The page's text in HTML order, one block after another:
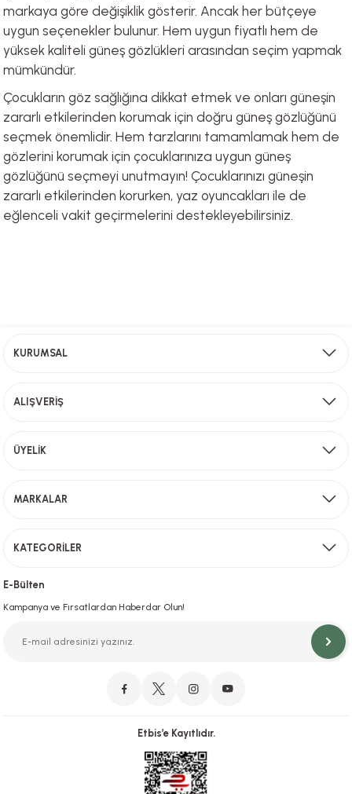
markaya göre değişiklik gösterir. Ancak her bütçeye
uygun seçenekler bulunur. Hem uygun fiyatlı hem de
yüksek kaliteli güneş gözlükleri arasından seçim yapmak
mümkündür.
Çocukların göz sağlığına dikkat etmek ve onları güneşin
zararlı etkilerinden korumak için doğru güneş gözlüğünü
seçmek önemlidir. Hem tarzlarını tamamlamak hem de
gözlerini korumak için çocuklarınıza uygun güneş
gözlüğünü seçmeyi unutmayın! Çocuklarınızı güneşin
zararlı etkilerinden korurken, yaz oyuncakları ile de
eğlenceli vakit geçirmelerini destekleyebilirsiniz.
2000 TL ve üzeri alışverişlerinizde ücretsiz kargo!
Orijinal Ürün Garantisiyle Sorunsuz Alışverişin Adresi.
KURUMSAL
ALIŞVERİŞ
ÜYELİK
MARKALAR
KATEGORİLER
Etbis’e Kayıtlıdır.
E-Bülten
Kampanya ve Fırsatlardan Haberdar Olun!